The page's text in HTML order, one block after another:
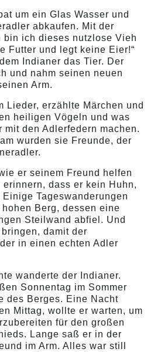
um ein Glas Wasser und
abkaufen. Mit der
bin ich dieses nutzlose Vieh
Futter und legt keine Eier!“
Indianer das Tier. Der
und nahm seinen neuen
Arm.
Lieder, erzählte Märchen und
heiligen Vögeln und was
mit den Adlerfedern machen.
wurden sie Freunde, der
er seinem Freund helfen
dass er kein Huhn,
Tageswanderungen
Berg, dessen eine
Steilwand abfiel. Und
damit der
in einen echten Adler
wanderte der Indianer.
Sonnentag im Sommer
des Berges. Eine Nacht
Mittag, wollte er warten, um
für den großen
Lange saß er in der
im Arm. Alles war still